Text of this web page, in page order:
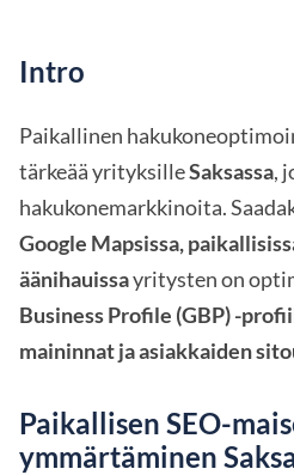
Intro
Paikallinen
tärkeää yrityksilleSaksassa,
hakukonemarkkinoita.
Google Mapsissa,
äänihauissayritysten on
Business Profile (GBP) -
maininnat ja asiakkaiden
Paikallisen SEO-
ymmärtäminen